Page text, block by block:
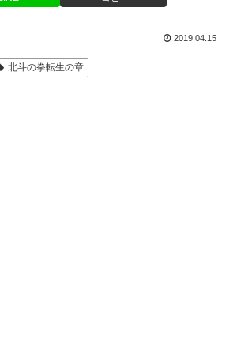
2019.04.15
北斗の拳転生の章